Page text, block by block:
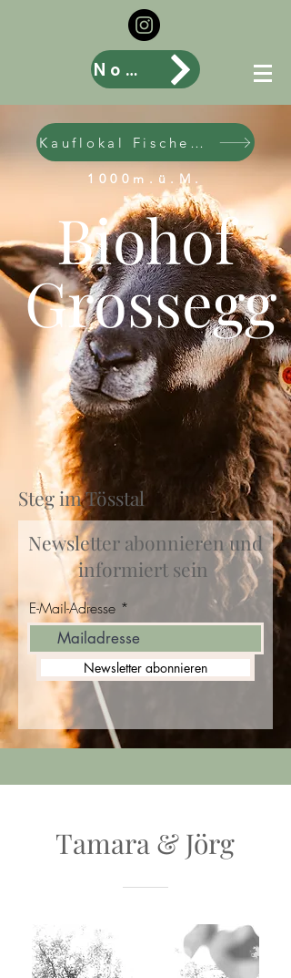
Nomady
Kauflokal Fischenthal
1000m.ü.M.
Biohof
Grossegg
Steg im Tösstal
Newsletter abonnieren und
informiert sein
E-Mail-Adresse
Newsletter abonnieren
Tamara & Jörg